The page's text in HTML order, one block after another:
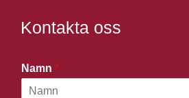
Kontakta oss
Namn *